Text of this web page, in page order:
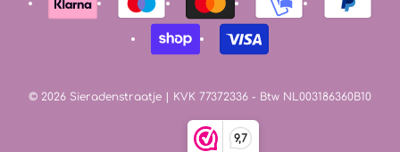
9,7
© 2026 Sieradenstraatje | KVK 77372336 - Btw NL003186360B10